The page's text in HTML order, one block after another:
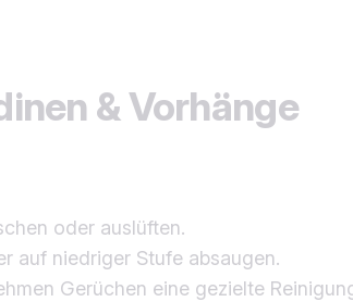
& Vorhänge
oder auslüften.
auf niedriger Stufe absaugen.
Gerüchen eine gezielte